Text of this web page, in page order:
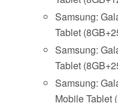
Samsung:
Tablet
Samsung:
Tablet
Samsung:
Mobile Tablet